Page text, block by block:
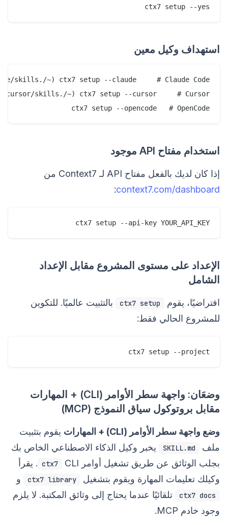
ctx7 setup --yes
استهداف وكيل معين
ctx7 setup --opencode   # OpenCode
استخدام مفتاح API موجود
إذا كان لديك بالفعل مفتاح API لـ Context7 من
context7.com/dashboard
:
ctx7 setup --api-key YOUR_API_KEY
الإعداد على مستوى المشروع مقابل الإعداد
الشامل
افتراضيًا، يقوم ctx7 setup
بالتثبيت عالميًا. للتكوين
للمشروع الحالي فقط:
ctx7 setup --project
وضعَان: واجهة سطر الأوامر (CLI) + المهارات
مقابل بروتوكول سياق النموذج (MCP)
وضع واجهة سطر الأوامر (CLI) + المهارات
يقوم بتثبيت
ملف
SKILL.md
يخبر وكيل الذكاء الاصطناعي الخاص بك
بجلب الوثائق عن طريق تشغيل أوامر
ctx7 CLI. يقرأ
وكيلك تعليمات المهارة ويقوم بتشغيل
ctx7 library و
ctx7 docs
تلقائيًا عندما يحتاج إلى وثائق المكتبة. لا يلزم
وجود خادم MCP.